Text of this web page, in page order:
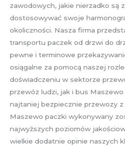
zawodowych, jakie nierzadko są
dostosowywać swoje
okoliczności. Nasza firma
transportu paczek od drzwi do
pewne i terminowe
osiągalne za pomocą naszej
doświadczeniu w sektorze
przewóz ludzi, jak i bus
najtaniej bezpiecznie przewozy z
Maszewo paczki wykonywany
najwyższych poziomów
wielkie dodatnie opinie naszych